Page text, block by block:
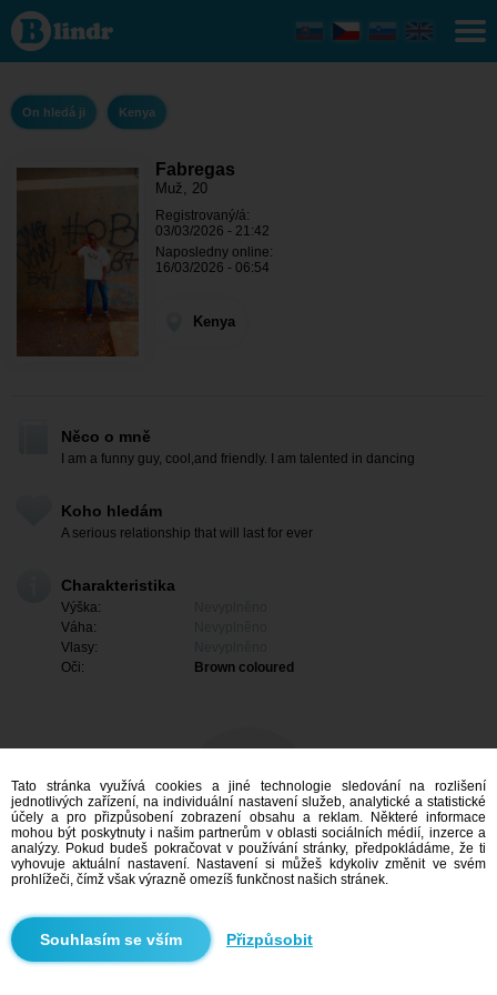
Fabregas
- On
hledá ji
Kenya
On hledá ji Kenya
Fabregas
Muž, 20
Registrovaný/á:
03/03/2026 - 21:42
Naposledny online:
16/03/2026 - 06:54
Kenya
Něco o mně
I am a funny guy, cool,and friendly. I am talented in dancing
Koho hledám
A serious relationship that will last for ever
Charakteristika
Výška:
Váha:
Vlasy:
Oči:
Brown coloured
Mám zájem
Vyhledávání
Tato stránka využívá cookies a jiné technologie sledování na rozlišení
jednotlivých zařízení, na individuální nastavení služeb, analytické a statistické
účely a pro přizpůsobení zobrazení obsahu a reklam. Některé informace
mohou být poskytnuty i našim partnerům v oblasti sociálních médií, inzerce a
analýzy. Pokud budeš pokračovat v používání stránky, předpokládáme, že ti
vyhovuje aktuální nastavení. Nastavení si můžeš kdykoliv změnit ve svém
prohlížeči, čímž však výrazně omezíš funkčnost našich stránek.
Přizpůsobit